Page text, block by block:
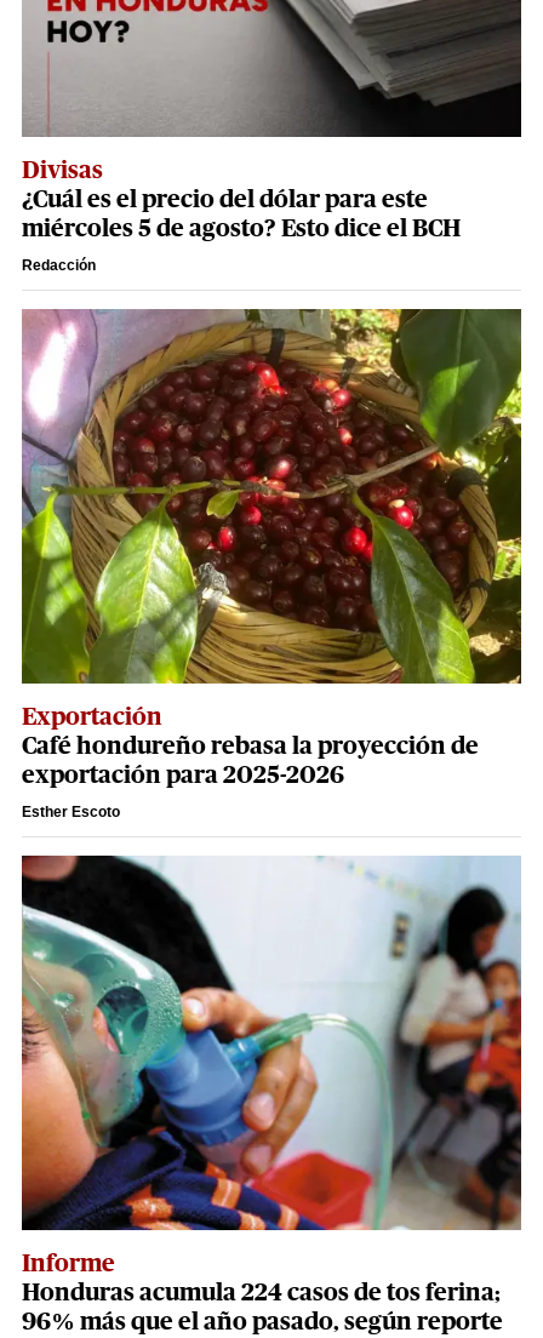
Divisas
¿Cuál es el precio del dólar para este
miércoles 5 de agosto? Esto dice el BCH
Redacción
Exportación
Café hondureño rebasa la proyección de
exportación para 2025-2026
Esther Escoto
Informe
Honduras acumula 224 casos de tos ferina;
96% más que el año pasado, según reporte